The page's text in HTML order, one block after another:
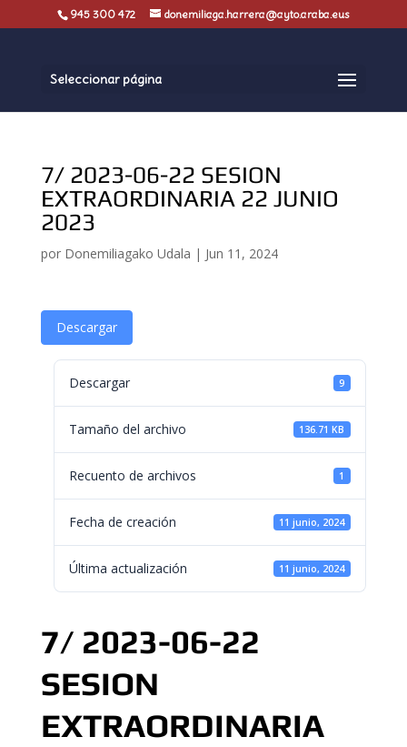
945 300 472 donemiliaga.harrera@ayto.araba.eus
Seleccionar página
7/ 2023-06-22 SESION
EXTRAORDINARIA 22 JUNIO
2023
por Donemiliagako Udala | Jun 11, 2024
Descargar
Descargar 9
Tamaño del archivo 136.71 KB
Recuento de archivos 1
Fecha de creación 11 junio, 2024
Última actualización 11 junio, 2024
7/ 2023-06-22
SESION
EXTRAORDINARIA